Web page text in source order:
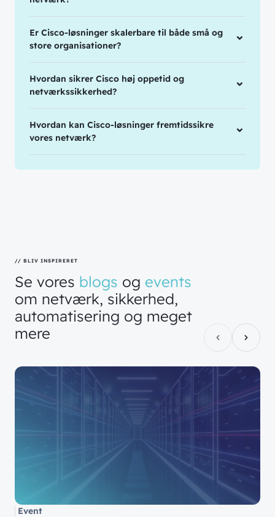
Er Cisco-løsninger skalerbare til både små og
store organisationer?
Hvordan sikrer Cisco høj oppetid og
netværkssikkerhed?
Hvordan kan Cisco-løsninger fremtidssikre
vores netværk?
// BLIV INSPIRERET
Se vores blogs og events
om netværk, sikkerhed,
automatisering og meget
mere
Event